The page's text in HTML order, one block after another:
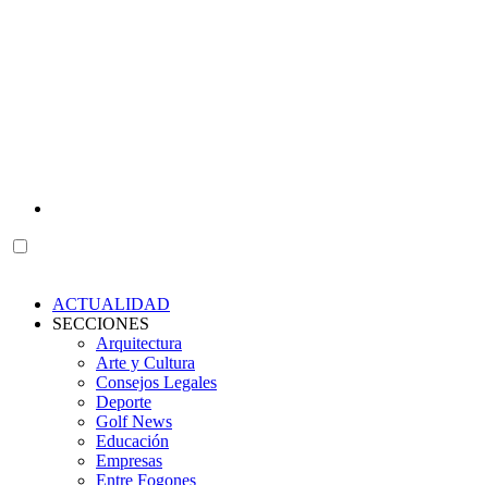
ACTUALIDAD
SECCIONES
Arquitectura
Arte y Cultura
Consejos Legales
Deporte
Golf News
Educación
Empresas
Entre Fogones